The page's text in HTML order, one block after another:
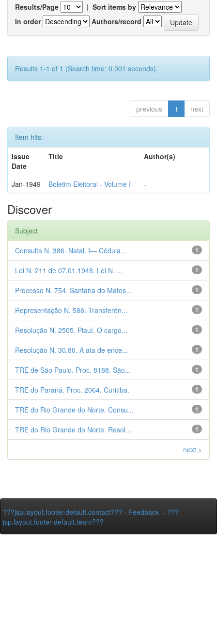
Results/Page | Sort items by
In order
Authors/record
Results 1-1 of 1 (Search time: 0.001 seconds).
previous 1 next
Item hits:
Issue
Date
Title Author(s)
Jan-1949 Boletim Eleitoral - Volume I -
Discover
Subject
1
Consulta N. 386. Natal. I— Cédula...
1
Lei N. 211 de 07.01.1948. Lei N. ...
1
Processo N. 754. Santana do Matos...
1
Representação N. 586. Transferên...
1
Resolução N. 2505. Piauí. O cargo...
1
Resolução N. 30.80. A ata de ence...
1
TRE de São Paulo. Proc. 8188. São...
1
TRE do Paraná. Proc. 2064. Curitiba.
1
TRE do Rio Grande do Norte. Consu...
1
TRE do Rio Grande do Norte. Resol...
next >
???jsp.layout.footer-default.contact??? - Feedback - ???
jsp.layout.footer-default.team???